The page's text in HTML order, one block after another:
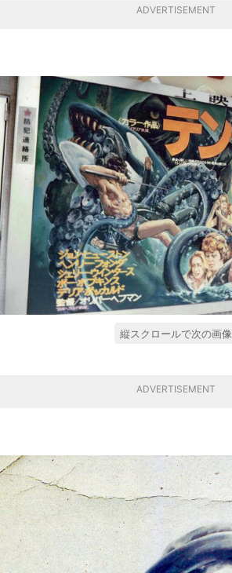
ADVERTISEMENT
縦スクロールで次の画像
ADVERTISEMENT